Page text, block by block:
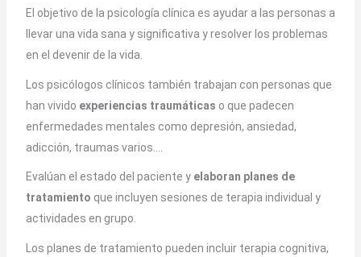
El objetivo de la psicología clínica es ayudar a las personas a
llevar una vida sana y significativa y resolver los problemas
en el devenir de la vida.
Los psicólogos clínicos también trabajan con personas que
han vivido experiencias traumáticas o que padecen
enfermedades mentales como depresión, ansiedad,
adicción, traumas varios….
Evalúan el estado del paciente y elaboran planes de
tratamiento que incluyen sesiones de terapia individual y
actividades en grupo.
Los planes de tratamiento pueden incluir terapia cognitiva,